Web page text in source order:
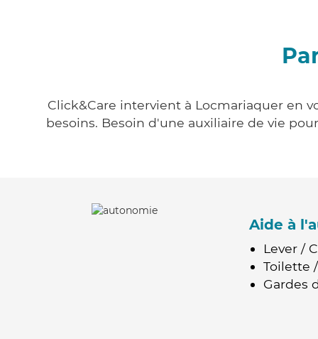
Click&Care intervient à Locmariaquer en
besoins. Besoin d'une auxiliaire de vie
Aide à
Lever /
Toilette
Gardes